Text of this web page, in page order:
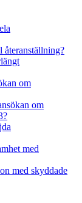
återanställning?
om
om
med
med skyddade